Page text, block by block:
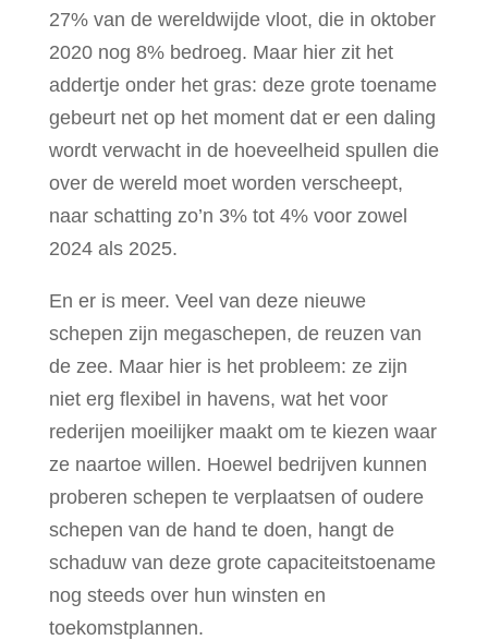
27% van de wereldwijde vloot, die in oktober
2020 nog 8% bedroeg. Maar hier zit het
addertje onder het gras: deze grote toename
gebeurt net op het moment dat er een daling
wordt verwacht in de hoeveelheid spullen die
over de wereld moet worden verscheept,
naar schatting zo’n 3% tot 4% voor zowel
2024 als 2025.
En er is meer. Veel van deze nieuwe
schepen zijn megaschepen, de reuzen van
de zee. Maar hier is het probleem: ze zijn
niet erg flexibel in havens, wat het voor
rederijen moeilijker maakt om te kiezen waar
ze naartoe willen. Hoewel bedrijven kunnen
proberen schepen te verplaatsen of oudere
schepen van de hand te doen, hangt de
schaduw van deze grote capaciteitstoename
nog steeds over hun winsten en
toekomstplannen.